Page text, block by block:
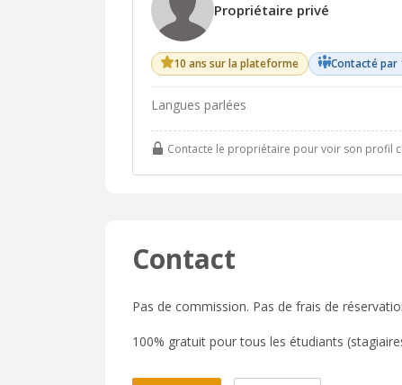
Propriétaire privé
10 ans sur la plateforme Contacté par
Langues parlées
Contacte le propriétaire pour voir son profil
Contact
Pas de commission. Pas de frais de
100% gratuit pour tous les étudiants